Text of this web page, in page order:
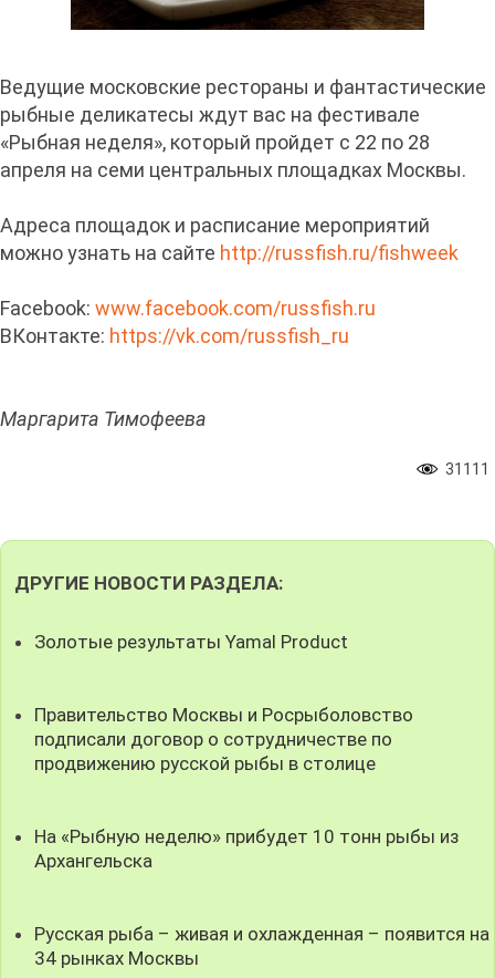
Ведущие московские рестораны и фантастические
рыбные деликатесы ждут вас на фестивале
«Рыбная неделя», который пройдет с 22 по 28
апреля на семи центральных площадках Москвы.
Адреса площадок и расписание мероприятий
можно узнать на сайте http://russfish.ru/fishweek
Facebook: www.facebook.com/russfish.ru
ВКонтакте: https://vk.com/russfish_ru
Маргарита Тимофеева
31111
ДРУГИЕ НОВОСТИ РАЗДЕЛА:
Золотые результаты Yamal Product
Правительство Москвы и Росрыболовство
подписали договор о сотрудничестве по
продвижению русской рыбы в столице
На «Рыбную неделю» прибудет 10 тонн рыбы из
Архангельска
Русская рыба – живая и охлажденная – появится на
34 рынках Москвы